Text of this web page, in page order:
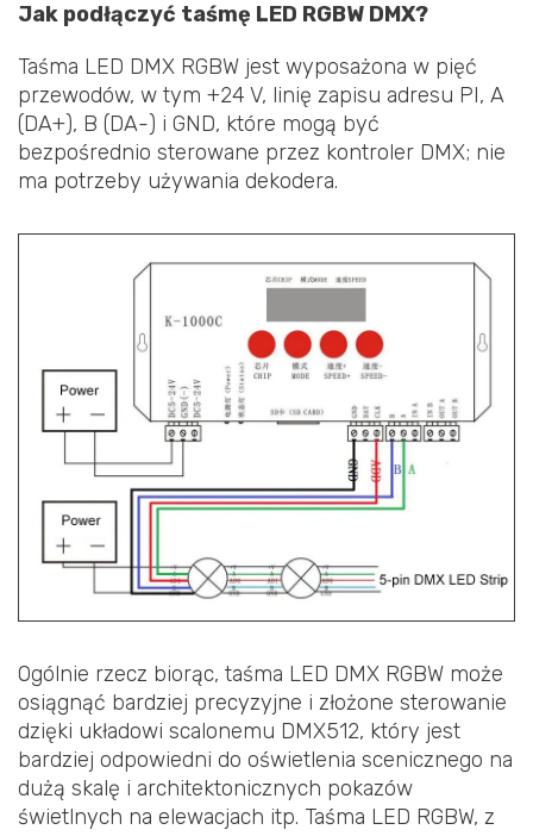
Jak podłączyć taśmę LED RGBW DMX?
Taśma LED DMX RGBW jest wyposażona w pięć
przewodów, w tym +24 V, linię zapisu adresu PI, A
(DA+), B (DA-) i GND, które mogą być
bezpośrednio sterowane przez kontroler DMX; nie
ma potrzeby używania dekodera.
Ogólnie rzecz biorąc, taśma LED DMX RGBW może
osiągnąć bardziej precyzyjne i złożone sterowanie
dzięki układowi scalonemu DMX512, który jest
bardziej odpowiedni do oświetlenia scenicznego na
dużą skalę i architektonicznych pokazów
świetlnych na elewacjach itp. Taśma LED RGBW, z